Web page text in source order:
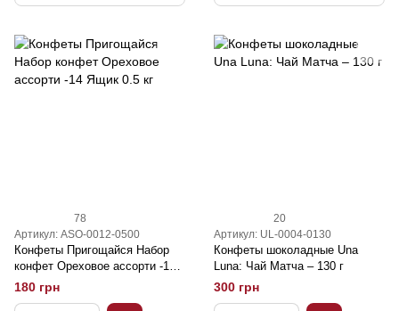
78
Артикул: ASO-0012-0500
Конфеты Пригощайся Набор
конфет Ореховое ассорти -14
Ящик 0.5 кг
180 грн
20
Артикул: UL-0004-0130
Конфеты шоколадные Una
Luna: Чай Матча – 130 г
300 грн